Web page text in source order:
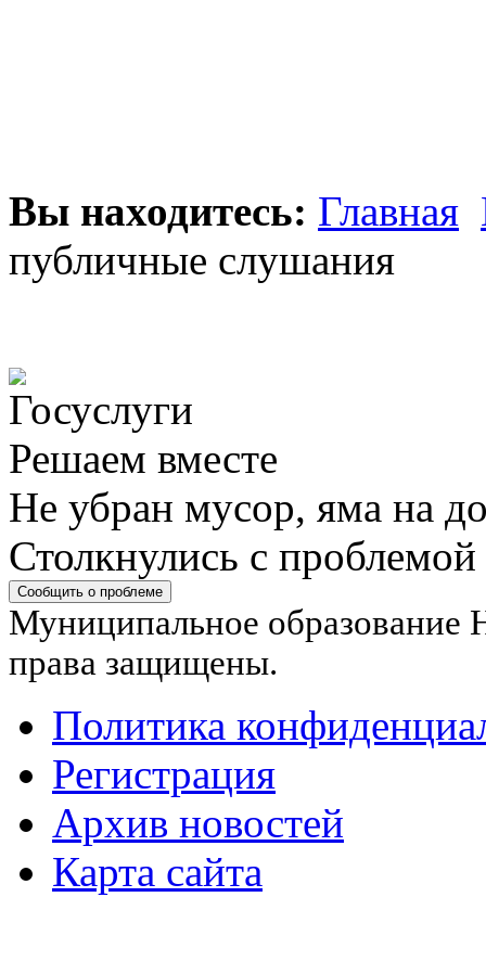
Вы находитесь: Главная
публичные слушания
Решаем вместе
Не убран мусор, яма на
Столкнулись с
Сообщить о проблеме
Муниципальное образование
права защищены.
Политика
Регистрация
Архив новостей
Карта сайта